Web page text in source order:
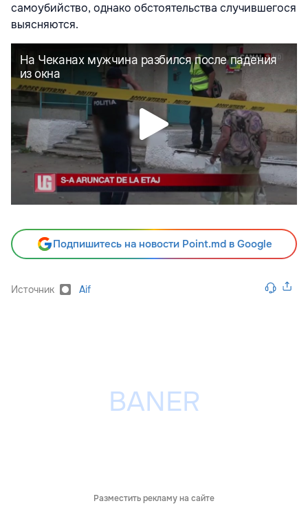
самоубийство, однако обстоятельства случившегося
выясняются.
Подпишитесь на новости Point.md в Google
Источник Aif
Разместить рекламу на сайте